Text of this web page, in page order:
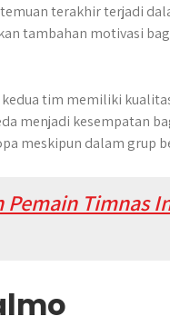
terakhir terjadi
tambahan motivasi
tim memiliki
menjadi kesempatan
meskipun dalam grup
Pemain Timnas